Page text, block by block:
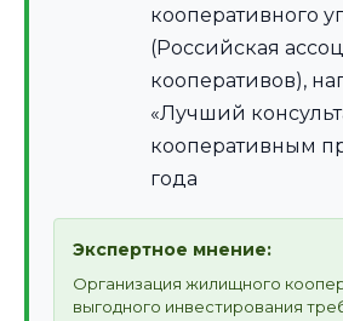
кооперативного
(Российская
кооперативов),
«Лучший
кооперативным
года
Экспертное мнение:
Организация жилищного
выгодного инвестирования